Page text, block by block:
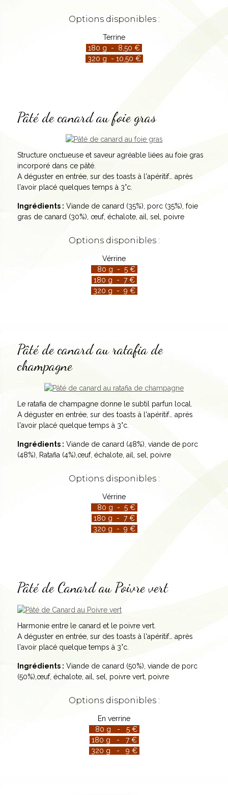
Options disponibles :
Terrine
180 g - 8,50 €
320 g - 10,50 €
Pâté de canard au foie gras
Structure onctueuse et saveur agréable liées au foie gras
incorporé dans ce pâté.
A déguster en entrée, sur des toasts à l'apéritif… après
l'avoir placé quelques temps à 3°c.
Ingrédients : Viande de canard (35%), porc (35%), foie
gras de canard (30%), œuf, échalote, ail, sel, poivre
Options disponibles :
Vérrine
80 g - 5 €
180 g - 7 €
320 g - 9 €
Pâté de canard au ratafia de
champagne
Le ratafia de champagne donne le subtil parfun local.
A déguster en entrée, sur des toasts à l'apéritif… après
l'avoir placé quelque temps à 3°c.
Ingrédients : Viande de canard (48%), viande de porc
(48%), Ratafia (4%),œuf, échalote, ail, sel, poivre
Options disponibles :
Vérrine
80 g - 5 €
180 g - 7 €
320 g - 9 €
Pâté de Canard au Poivre vert
Harmonie entre le canard et le poivre vert.
A déguster en entrée, sur des toasts à l'apéritif… après
l'avoir placé quelque temps à 3°c.
Ingrédients : Viande de canard (50%), viande de porc
(50%),œuf, échalote, ail, sel, poivre vert, poivre
Options disponibles :
En verrine
80 g - 5 €
180 g - 7 €
320 g - 9 €